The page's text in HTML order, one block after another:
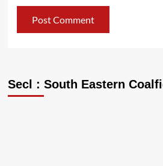
Secl : South Eastern